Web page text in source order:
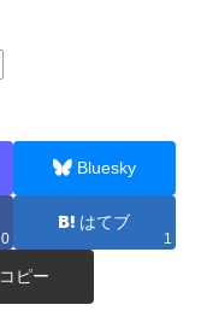
Bluesky
0
はてブ
1
コピー